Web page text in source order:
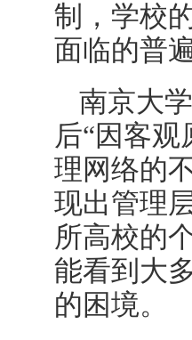
制，学校
面临的普
南京大
后“因客
理网络的
现出管理
所高校的
能看到大
的困境。